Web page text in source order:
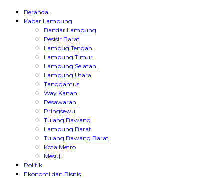
Beranda
Kabar Lampung
Bandar Lampung
Pesisir Barat
Lampug Tengah
Lampung Timur
Lampung Selatan
Lampung Utara
Tanggamus
Way Kanan
Pesawaran
Pringsewu
Tulang Bawang
Lampung Barat
Tulang Bawang Barat
Kota Metro
Mesuji
Politik
Ekonomi dan Bisnis